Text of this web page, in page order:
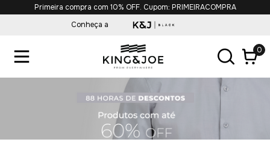
Parcelamento 6x s/juros.
Conheça a
0